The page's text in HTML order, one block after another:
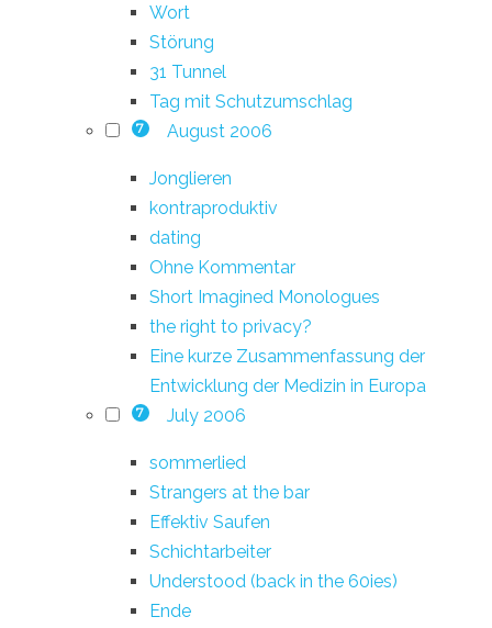
Wort
Störung
31 Tunnel
Tag mit Schutzumschlag
7 August 2006
Jonglieren
kontraproduktiv
dating
Ohne Kommentar
Short Imagined Monologues
the right to privacy?
Eine kurze Zusammenfassung der
Entwicklung der Medizin in Europa
7 July 2006
sommerlied
Strangers at the bar
Effektiv Saufen
Schichtarbeiter
Understood (back in the 60ies)
Ende